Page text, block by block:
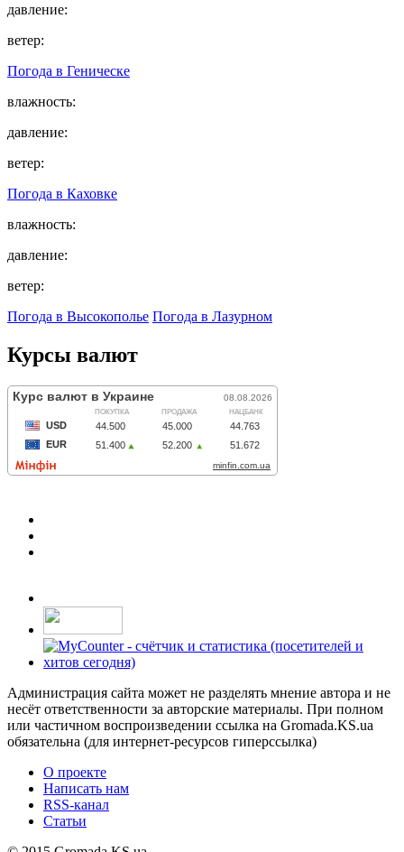
давление:
ветер:
Погода в Геническе
влажность:
давление:
ветер:
Погода в Каховке
влажность:
давление:
ветер:
Погода в Высокополье Погода в Лазурном
Курсы валют
Администрация сайта может не разделять мнение автора и не
несёт ответственности за авторские материалы. При полном
или частичном воспроизведении ссылка на Gromada.KS.ua
обязательна (для интернет-ресурсов гиперссылка)
О проекте
Написать нам
RSS-канал
Статьи